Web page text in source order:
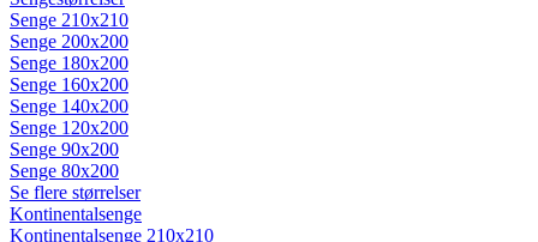
Senge 210x210
Senge 200x200
Senge 180x200
Senge 160x200
Senge 140x200
Senge 120x200
Senge 90x200
Senge 80x200
Se flere størrelser
Kontinentalsenge
Kontinentalsenge 210x210